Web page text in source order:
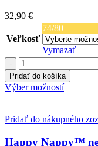
vybrať
na
stránke
produktu.
32,90 €
Veľkosť
74/80
Vymazať
množstvo
Celotelové
plavky
UV50+
Rags
Pridať do košíka
Výber možnostíTento
viacero
Možnosti
Pridať do nákupného
Happy Nappy™